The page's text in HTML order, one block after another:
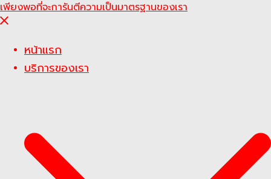
Close
หน้าแรก
บริการของเรา